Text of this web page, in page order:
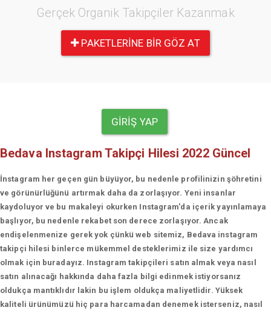
Gerçek Organik Takipçiler Kazanmak
PAKETLERINE BIR GÖZ AT
GIRIŞ YAP
Bedava Instagram Takipçi Hilesi 2022 Güncel
İnstagram her geçen gün büyüyor, bu nedenle profilinizin şöhretini
ve görünürlüğünü artırmak daha da zorlaşıyor. Yeni insanlar
kaydoluyor ve bu makaleyi okurken Instagram'da içerik yayınlamaya
başlıyor, bu nedenle rekabet son derece zorlaşıyor. Ancak
endişelenmenize gerek yok çünkü web sitemiz, Bedava instagram
takipçi hilesi binlerce mükemmel desteklerimiz ile size yardımcı
olmak için buradayız. Instagram takipçileri satın almak veya nasıl
satın alınacağı hakkında daha fazla bilgi edinmek istiyorsanız
oldukça mantıklıdır lakin bu işlem oldukça maliyetlidir. Yüksek
kaliteli ürünümüzü hiç para harcamadan denemek isterseniz, nasıl